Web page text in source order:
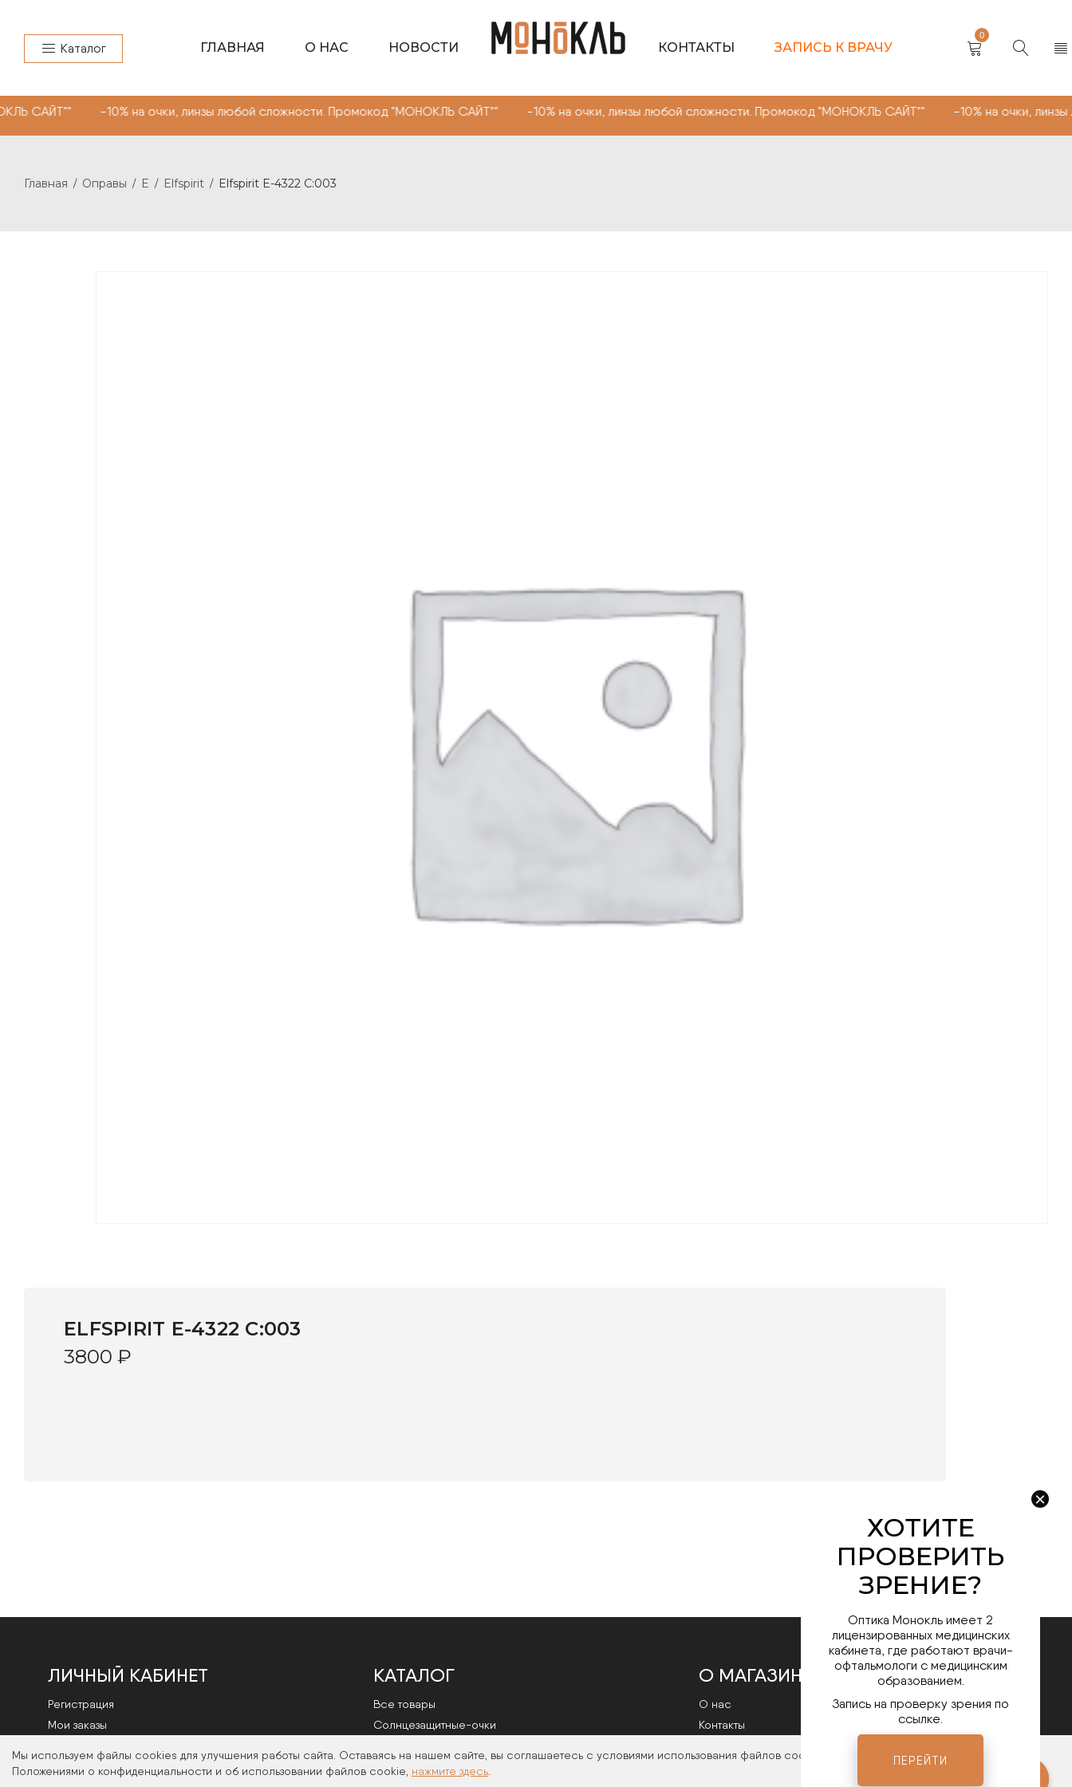
Мы используем файлы cookies для улучшения работы сайта. Оставаясь на нашем сайте, вы соглашаетесь с условиями использования файлов cookies. Чтобы ознакомиться с нашими
Положениями о конфиденциальности и об использовании файлов cookie, нажмите здесь
Каталог ГЛАВНАЯ О НАС НОВОСТИ КОНТАКТЫ ЗАПИСЬ К ВРАЧУ
0
на очки, линзы любой сложности. Промокод "МОНОКЛЬ САЙТ"" -10% на очки, линзы любой сложности. Промокод "МОНОКЛЬ САЙТ"" -10% на очки, линзы
Главная / Оправы / E / Elfspirit / Elfspirit E-4322 C:003
ELFSPIRIT E-4322 C:003
3800 ₽
ЛИЧНЫЙ КАБИНЕТ
Регистрация
Мои заказы
КАТАЛОГ
Все товары
Cолнцезащитные-очки
О МАГАЗИНЕ
О нас
Контакты
Оптика Монокль имеет 2
лицензированных медицинских
кабинета, где работают врачи-
офтальмологи с медицинским
образованием.
Запись на проверку зрения по
ссылке.
ПЕРЕЙТИ